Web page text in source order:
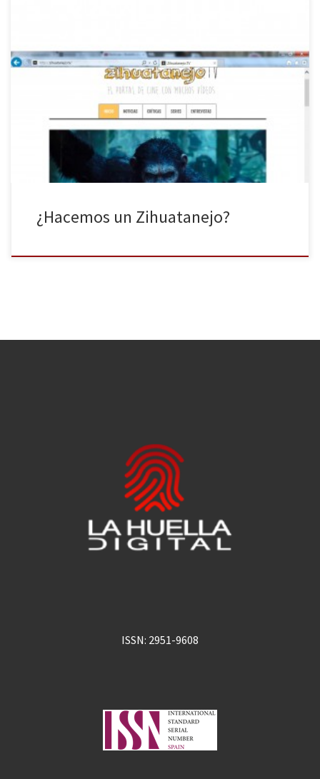
Hace ya más de siete meses que anda circulando por la red el
termino Zihuatanejo.Tv. No tienes perdón si todavía no te has
pasado por este canal de vídeos donde lo que se pretende es
entretenerse entreteniendo. ¿Quieres formar parte de los
zihuatanejos? Únete a nosotros. ¿Qué es hacer un […]
¿Hacemos un Zihuatanejo?
ISSN: 2951-9608